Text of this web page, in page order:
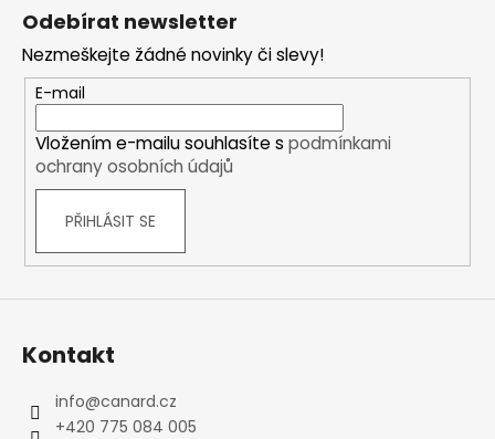
Odebírat newsletter
Nezmeškejte žádné novinky či slevy!
E-mail
Vložením e-mailu souhlasíte s podmínkami
ochrany osobních údajů
PŘIHLÁSIT SE
Kontakt
info@canard.cz
+420 775 084 005